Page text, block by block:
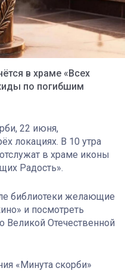
в храме «Всех
по погибшим
22 июня,
локациях. В 10 утра
в храме иконы
Радость».
библиотеки желающие
и посмотреть
Отечественной
«Минута скорби»